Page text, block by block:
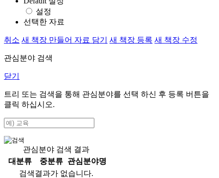
설정
선택한 자료
취소 새 책장 만들어 자료 담기 새 책장 등록 새 책장 수정
관심분야 검색
닫기
트리 또는 검색을 통해 관심분야를 선택 하신 후 등록 버튼을
클릭 하십시오.
관심분야 검색 결과
대분류
중분류
관심분야명
검색결과가 없습니다.